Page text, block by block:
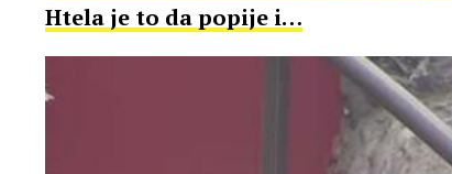
Htela je to da popije i…